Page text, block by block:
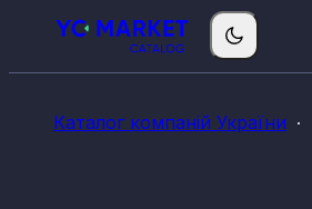
Каталог компаній України